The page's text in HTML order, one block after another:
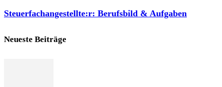
Steuerfachangestellte:r: Berufsbild & Aufgaben
Neueste Beiträge